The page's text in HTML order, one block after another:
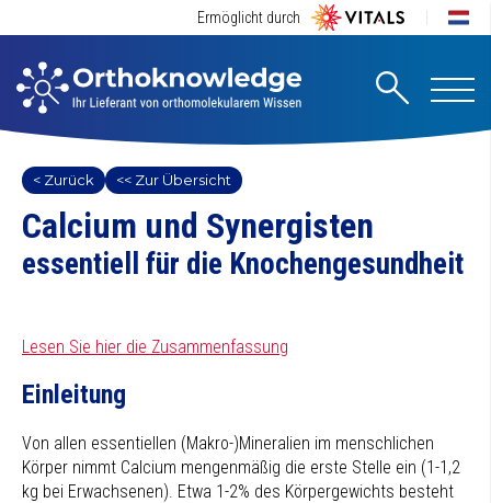
Ermöglicht durch
< Zurück << Zur Übersicht
Calcium und Synergisten
essentiell für die Knochengesundheit
Lesen Sie hier die Zusammenfassung
Einleitung
Von allen essentiellen (Makro-)Mineralien im menschlichen
Körper nimmt Calcium mengenmäßig die erste Stelle ein (1-1,2
kg bei Erwachsenen). Etwa 1-2% des Körpergewichts besteht